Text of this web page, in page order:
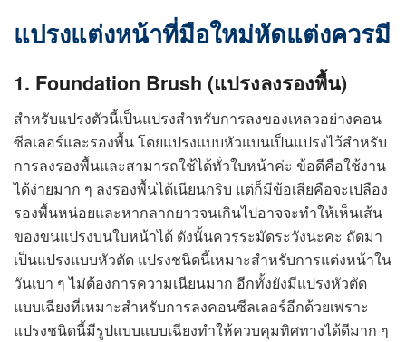
แปรงแต่งหน้าที่มือใหม่หัดแต่งควรมี
1. Foundation Brush (แปรงลงรองพื้น)
สำหรับแปรงตัวนี้เป็นแปรงสำหรับการลงของเหลวอย่างคอน
ซีลเลอร์และรองพื้น โดยแปรงแบบหัวแบนเป็นแปรงไว้สำหรับ
การลงรองพื้นและสามารถใช้ได้ทั่วใบหน้าค่ะ ข้อดีคือใช้งาน
ได้ง่ายมาก ๆ ลงรองพื้นได้เนียนกริบ แต่ก็มีข้อเสียคือจะเปลือง
รองพื้นหน่อยและหากลากยาวจนเกินไปอาจจะทำให้เห็นเส้น
ของขนแปรงบนใบหน้าได้ ดังนั้นควรระมัดระวังนะคะ ถัดมา
เป็นแปรงแบบหัวตัด แปรงชนิดนี้เหมาะสำหรับการแต่งหน้าใน
วันเบา ๆ ไม่ต้องการความเนียนมาก อีกทั้งยังมีแปรงหัวตัด
แบบเฉียงที่เหมาะสำหรับการลงคอนซีลเลอร์อีกด้วยเพราะ
แปรงชนิดนี้มีรูปแบบแบบเฉียงทำให้ควบคุมทิศทางได้ดีมาก ๆ